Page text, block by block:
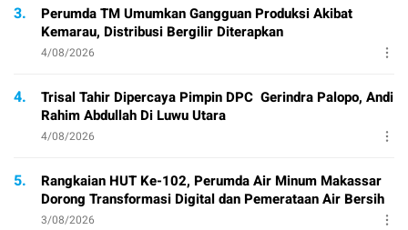
3.
Perumda TM Umumkan Gangguan Produksi Akibat
Kemarau, Distribusi Bergilir Diterapkan
4/08/2026
4.
Trisal Tahir Dipercaya Pimpin DPC Gerindra Palopo, Andi
Rahim Abdullah Di Luwu Utara
4/08/2026
5.
Rangkaian HUT Ke-102, Perumda Air Minum Makassar
Dorong Transformasi Digital dan Pemerataan Air Bersih
3/08/2026